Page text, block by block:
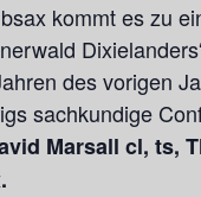
kommt es zu
des vorigen
sachkundige
Marsall cl, ts,